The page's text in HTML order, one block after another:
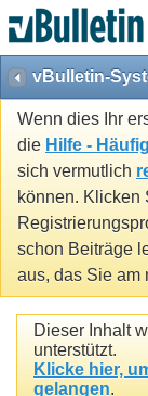
vBulletin-
Wenn dies Ihr
die Hilfe -
sich vermutlich
können. Klicken
schon Beiträge
aus, das Sie am
Dieser Inhalt
unterstützt.
Klicke hier,
gelangen.